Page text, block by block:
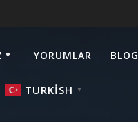
YORUMLAR
TURKISH ▼